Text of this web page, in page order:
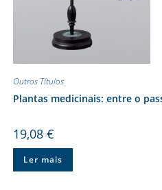
Outros Títulos
Plantas medicinais: entre o
19,08 €
Ler mais